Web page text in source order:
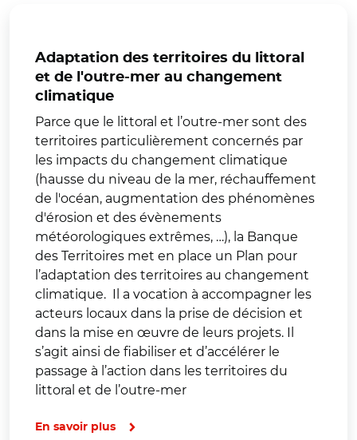
Adaptation des territoires du littoral
et de l'outre-mer au changement
climatique
Parce que le littoral et l’outre-mer sont des
territoires particulièrement concernés par
les impacts du changement climatique
(hausse du niveau de la mer, réchauffement
de l'océan, augmentation des phénomènes
d'érosion et des évènements
météorologiques extrêmes, …), la Banque
des Territoires met en place un Plan pour
l’adaptation des territoires au changement
climatique. Il a vocation à accompagner les
acteurs locaux dans la prise de décision et
dans la mise en œuvre de leurs projets. Il
s’agit ainsi de fiabiliser et d’accélérer le
passage à l’action dans les territoires du
littoral et de l’outre-mer
En savoir plus